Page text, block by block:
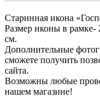
Старинная икона
Размер иконы в рамке-
см.
Дополнительные
сможете получить
сайта.
Возможны любые
нашем магазине!